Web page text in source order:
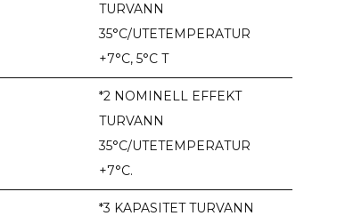
TURVANN
35°C/UTETEMPERATUR
+7°C, 5°C T
*2 NOMINELL EFFEKT
TURVANN
35°C/UTETEMPERATUR
+7°C.
*3 KAPASITET TURVANN